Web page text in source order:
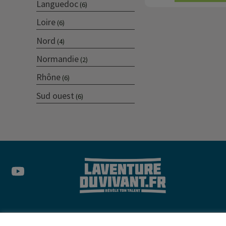
Languedoc (6)
Loire (6)
Nord (4)
Normandie (2)
Rhône (6)
Sud ouest (6)